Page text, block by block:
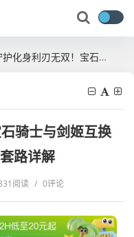
双！宝石骑士与剑姬互换人生，LOL峡谷颠覆式狂想套路详解
骑士与剑姬互换
路详解
阅读 / 0评论